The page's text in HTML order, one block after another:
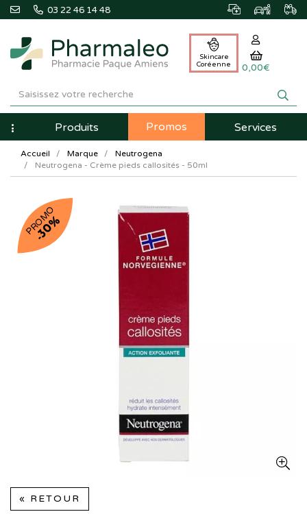
03 22 46 14 48
Pharmaleo
Pharmacie
Paque
Amiens
Skincare
Coréenne
0,00€
NavigationProduits Promos Services
Accueil Marque
Neutrogena
Neutrogena - Crème pieds callosités - 50ml
PROMO
-30%
« RETOUR